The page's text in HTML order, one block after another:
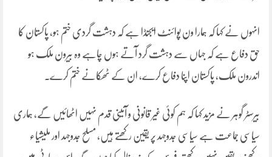
انہوں نے کہا کہ ہمارا ون پوائنٹ ایجنڈا ہے کہ دہشت گردی ختم ہو، پاکستان کا
حق دفاع ہے کہ جہاں سے دہشت گرد آتے ہوں چاہے وہ بیرون ملک ہو
اندرون ملک، پاکستان اپنا دفاع کرے، ان کے ٹھکانے ختم کرے۔
بیرسٹر گوہر نے مزید کہا کہ ہم کوئی غیر قانونی و آئینی قدم نہیں اٹھائیں گے، ہماری
سیاسی جماعت ہے سیاسی جدوجہد پر یقین رکھتے ہیں، مسلح جدوجہد اور ملیشیاء